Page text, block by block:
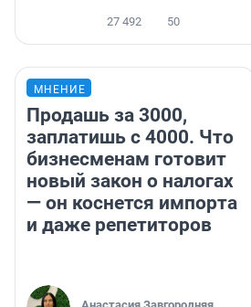
27 492 50
МНЕНИЕ
Продашь за 3000,
заплатишь с 4000. Что
бизнесменам готовит
новый закон о налогах
— он коснется импорта
и даже репетиторов